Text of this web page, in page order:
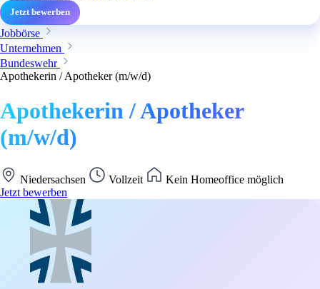
Jetzt bewerben
Jobbörse
Unternehmen
Bundeswehr
Apothekerin / Apotheker (m/w/d)
Apothekerin / Apotheker
(m/w/d)
Niedersachsen Vollzeit
Kein Homeoffice möglich
Jetzt bewerben